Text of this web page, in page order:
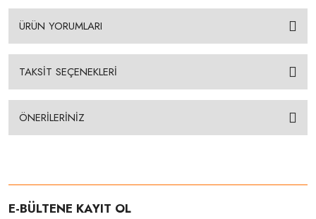
ÜRÜN YORUMLARI
TAKSİT SEÇENEKLERİ
ÖNERİLERİNİZ
E-BÜLTENE KAYIT OL